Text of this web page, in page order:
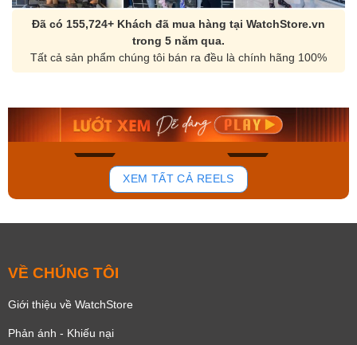
Đã có 155,724+ Khách đã mua hàng tại WatchStore.vn
trong 5 năm qua.
Tất cả sản phẩm chúng tôi bán ra đều là chính hãng 100%
181
Orient Nam RA-
Mua ngay
Casio Nam MTS-
Mua ngay
XEM TẤT CẢ REELS
VỀ CHÚNG TÔI
Giới thiệu về WatchStore
Phản ánh - Khiếu nại